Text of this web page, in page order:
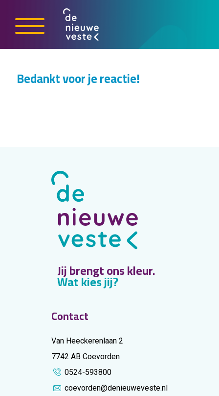
Bedankt voor je reactie!
Jij brengt ons kleur.
Wat kies jij?
Contact
Van Heeckerenlaan 2
7742 AB Coevorden
0524-593800
coevorden@denieuweveste.nl